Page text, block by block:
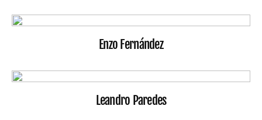
Enzo Fernández
Leandro Paredes